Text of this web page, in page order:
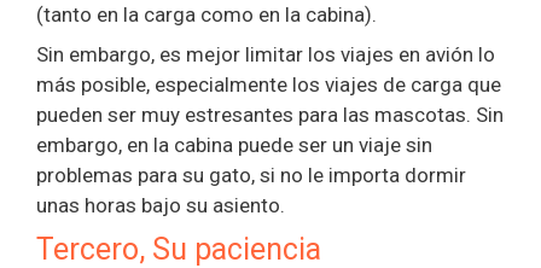
(tanto en la carga como en la cabina).
Sin embargo, es mejor limitar los viajes en avión lo
más posible, especialmente los viajes de carga que
pueden ser muy estresantes para las mascotas. Sin
embargo, en la cabina puede ser un viaje sin
problemas para su gato, si no le importa dormir
unas horas bajo su asiento.
Tercero, Su paciencia